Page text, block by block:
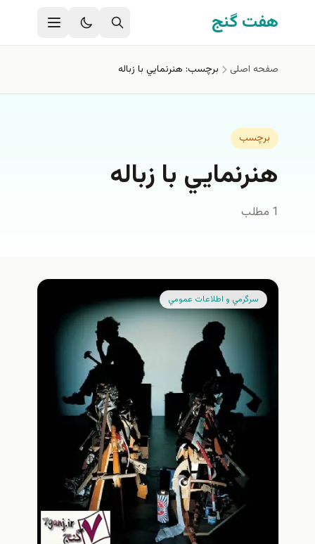
رفتن به محتوای اصلی
هفت گنج
صفحه اصلی برچسب: هنرنمايي با زباله
برچسب
هنرنمايي با زباله
1 مطلب
سرگرمي و اطلاعات عمومي